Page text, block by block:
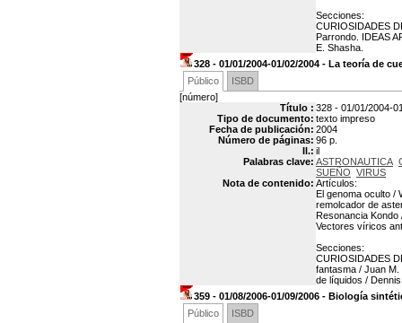
Secciones:
CURIOSIDADES
Parrondo. IDEAS
E. Shasha.
328 - 01/01/2004-01/02/2004 - La teoría de
Público
ISBD
[número]
Título : 328 - 01/01/2004-
Tipo de documento: texto impreso
Fecha de publicación: 2004
Número de páginas: 96 p.
Il.: il
Palabras clave: ASTRONAUTICA
SUEÑO VIRUS
Nota de contenido: Artículos:
El genoma oculto /
remolcador de
Resonancia Kondo
Vectores víricos
Secciones:
CURIOSIDADES
fantasma / Juan M.
de líquidos /
359 - 01/08/2006-01/09/2006 - Biología
Público
ISBD